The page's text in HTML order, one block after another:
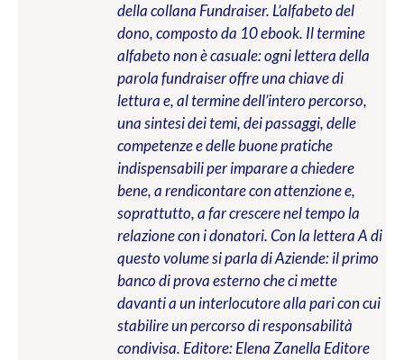
della collana Fundraiser. L’alfabeto del
dono, composto da 10 ebook. Il termine
alfabeto non è casuale: ogni lettera della
parola fundraiser offre una chiave di
lettura e, al termine dell’intero percorso,
una sintesi dei temi, dei passaggi, delle
competenze e delle buone pratiche
indispensabili per imparare a chiedere
bene, a rendicontare con attenzione e,
soprattutto, a far crescere nel tempo la
relazione con i donatori. Con la lettera A di
questo volume si parla di Aziende: il primo
banco di prova esterno che ci mette
davanti a un interlocutore alla pari con cui
stabilire un percorso di responsabilità
condivisa. Editore: Elena Zanella Editore